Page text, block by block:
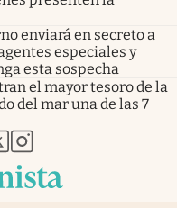
enviará en secreto a
especiales y
esta sospecha
el mayor tesoro de la
del mar una de las 7
pestaña
nueva pestaña
en nueva pestaña
abre en nueva pestaña
abre en nueva pestaña